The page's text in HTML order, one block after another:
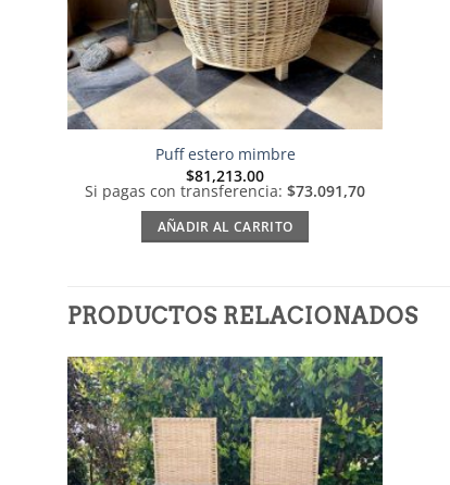
Puff estero mimbre
$81,213.00
Si pagas con transferencia: $73.091,70
AÑADIR AL CARRITO
PRODUCTOS RELACIONADOS
Añadir
a la
lista de
deseos